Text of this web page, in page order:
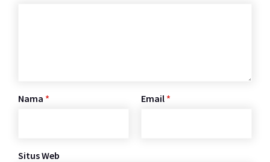
Nama * Email *
Situs Web